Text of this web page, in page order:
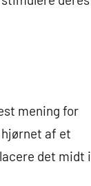
mening for
af et
det midt i